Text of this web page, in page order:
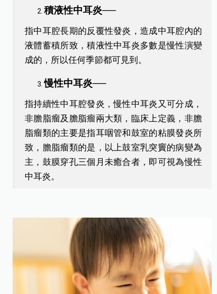
積液性中耳炎──
指中耳腔長期的反覆性發炎，造成中耳腔內的
液體蓄積所致，積液性中耳炎多數是慢性演變
成的，所以任何季節都可見到。
慢性中耳炎──
指持續性中耳腔發炎，慢性中耳炎又可分成，
非膽脂瘤及膽脂瘤兩大類，臨床上定義，非膽
脂瘤類的主要是指耳咽管和鼓室的粘膜發炎所
致，膽脂瘤類的是，以上鼓室乳突竇的病變為
主，鼓膜穿孔三個月未癒合者，即可視為慢性
中耳炎。